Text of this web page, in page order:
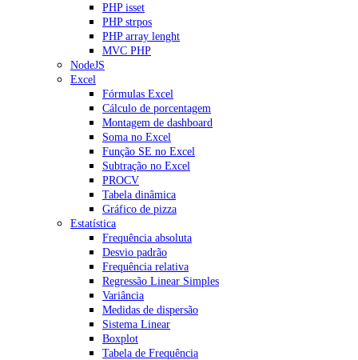
PHP isset
PHP strpos
PHP array lenght
MVC PHP
NodeJS
Excel
Fórmulas Excel
Cálculo de porcentagem
Montagem de dashboard
Soma no Excel
Função SE no Excel
Subtração no Excel
PROCV
Tabela dinâmica
Gráfico de pizza
Estatística
Frequência absoluta
Desvio padrão
Frequência relativa
Regressão Linear Simples
Variância
Medidas de dispersão
Sistema Linear
Boxplot
Tabela de Frequência